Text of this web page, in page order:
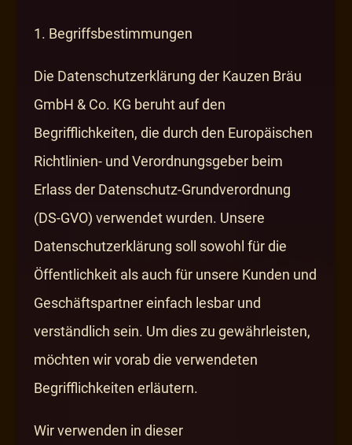
1. Begriffsbestimmungen
Die Datenschutzerklärung der Kauzen Bräu
GmbH & Co. KG beruht auf den
Begrifflichkeiten, die durch den Europäischen
Richtlinien- und Verordnungsgeber beim
Erlass der Datenschutz-Grundverordnung
(DS-GVO) verwendet wurden. Unsere
Datenschutzerklärung soll sowohl für die
Öffentlichkeit als auch für unsere Kunden und
Geschäftspartner einfach lesbar und
verständlich sein. Um dies zu gewährleisten,
möchten wir vorab die verwendeten
Begrifflichkeiten erläutern.
Wir verwenden in dieser